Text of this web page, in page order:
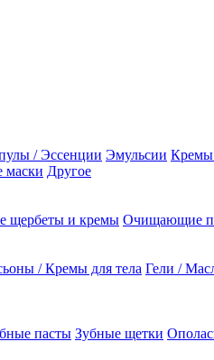
/ Эссенции Эмульсии Кремы
маски Другое
щербеты и кремы Очищающие
/ Кремы для тела Гели /
пасты Зубные щетки